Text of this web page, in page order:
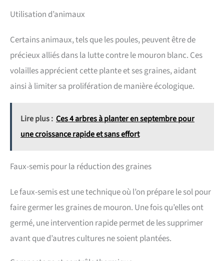
Utilisation d’animaux
Certains animaux, tels que les poules, peuvent être de
précieux alliés dans la lutte contre le mouron blanc. Ces
volailles apprécient cette plante et ses graines, aidant
ainsi à limiter sa prolifération de manière écologique.
Lire plus : Ces 4 arbres à planter en septembre pour
une croissance rapide et sans effort
Faux-semis pour la réduction des graines
Le faux-semis est une technique où l’on prépare le sol pour
faire germer les graines de mouron. Une fois qu’elles ont
germé, une intervention rapide permet de les supprimer
avant que d’autres cultures ne soient plantées.